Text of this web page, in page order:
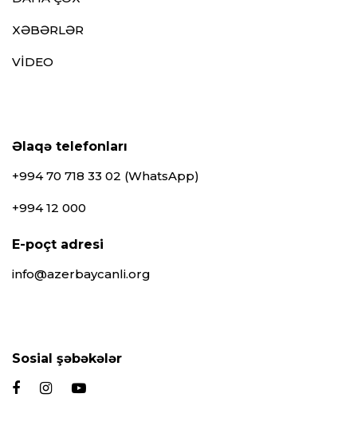
XƏBƏRLƏR
VİDEO
Əlaqə telefonları
+994 70 718 33 02 (WhatsApp)
+994 12 000
E-poçt adresi
info@azerbaycanli.org
Sosial şəbəkələr